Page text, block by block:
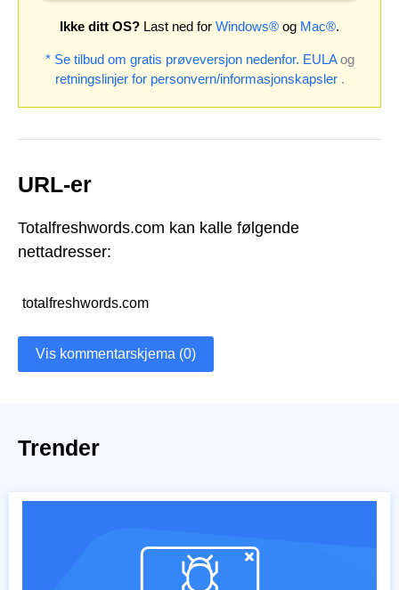
Ikke ditt OS? Last ned for Windows® og Mac®.
* Se tilbud om gratis prøveversjon nedenfor. EULAog
retningslinjer for personvern/informasjonskapsler.
URL-er
Totalfreshwords.com kan kalle følgende
nettadresser:
totalfreshwords.com
Vis kommentarskjema (0)
Trender